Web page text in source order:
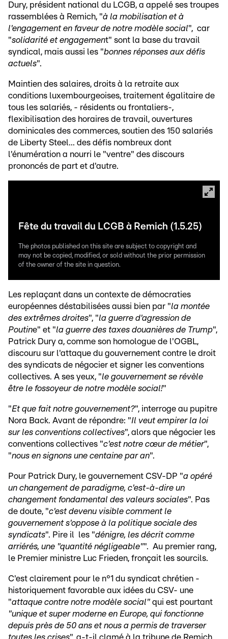
Dury, président national du LCGB, a appelé ses troupes
rassemblées à Remich, "à la mobilisation et à
l'engagement en faveur de notre modèle social", car
"solidarité et engagement" sont la base du travail
syndical, mais aussi les "bonnes réponses aux défis
actuels".
Maintien des salaires, droits à la retraite aux
conditions luxembourgeoises, traitement égalitaire de
tous les salariés, - résidents ou frontaliers-,
flexibilisation des horaires de travail, ouvertures
dominicales des commerces, soutien des 150 salariés
de Liberty Steel... des défis nombreux dont
l'énumération a nourri le "ventre" des discours
prononcés de part et d'autre.
Fête du travail du LCGB à Remich (1.5.25)
The photos published on this site are subject to copyright and
may not be copied, modified, or sold without the prior permission
of the owner of the site in question.
Les replaçant dans un contexte de démocraties
européennes déstabilisées aussi bien par "la montée
des extrêmes droites", "la guerre d'agression de
Poutine" et "la guerre des taxes douanières de Trump",
Patrick Dury a, comme son homologue de l'OGBL,
discouru sur l'attaque du gouvernement contre le droit
des syndicats de négocier et signer les conventions
collectives. A ses yeux, "le gouvernement se révèle
être le fossoyeur de notre modèle social!"
"Et que fait notre gouvernement?", interroge au pupitre
Nora Back. Avant de répondre: "Il veut empirer la loi
sur les conventions collectives", alors que négocier les
conventions collectives "c'est notre cœur de métier",
"nous en signons une centaine par an".
Pour Patrick Dury, le gouvernement CSV-DP "a opéré
un changement de paradigme, c'est-à-dire un
changement fondamental des valeurs sociales". Pas
de doute, "c'est devenu visible comment le
gouvernement s'oppose à la politique sociale des
syndicats". Pire il les "dénigre, les décrit comme
arriérés, une "quantité négligeable"". Au premier rang,
le Premier ministre Luc Frieden, fronçait les sourcils.
C'est clairement pour le n°1 du syndicat chrétien -
historiquement favorable aux idées du CSV- une
"attaque contre notre modèle social" qui est pourtant
"unique et super moderne en Europe, qui fonctionne
depuis près de 50 ans et nous a permis de traverser